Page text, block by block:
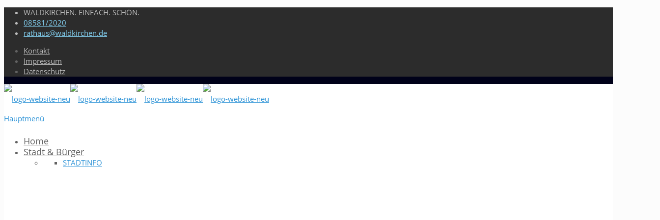
WALDKIRCHEN. EINFACH. SCHÖN.
08581/2020
rathaus@waldkirchen.de
Kontakt
Impressum
Datenschutz
Hauptmenü
Home
Stadt & Bürger
STADTINFO